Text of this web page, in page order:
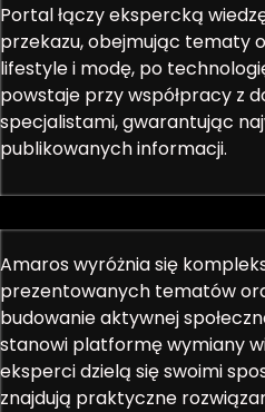
Portal łączy ekspercką
przekazu, obejmując tematy
lifestyle i modę, po
powstaje przy współpracy z
specjalistami, gwarantując
publikowanych informacji.
Amaros wyróżnia się
prezentowanych tematów
budowanie aktywnej
stanowi platformę wymiany
eksperci dzielą się swoimi
znajdują praktyczne